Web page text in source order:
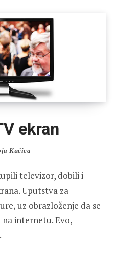
ekran
Kućica
televizor, dobili i
Uputstva za
uz obrazloženje da se
internetu. Evo,